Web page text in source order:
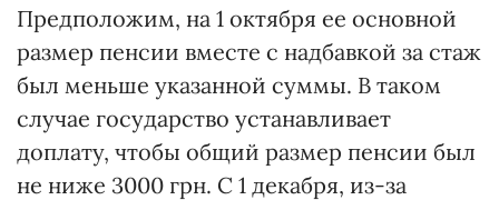
Предположим, на 1 октября ее основной
размер пенсии вместе с надбавкой за стаж
был меньше указанной суммы. В таком
случае государство устанавливает
доплату, чтобы общий размер пенсии был
не ниже 3000 грн. С 1 декабря, из-за